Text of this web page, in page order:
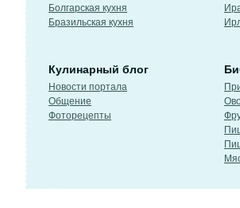
Болгарская кухня
Бразильская кухня
Кулинарный блог
Новости портала
Общение
Фоторецепты